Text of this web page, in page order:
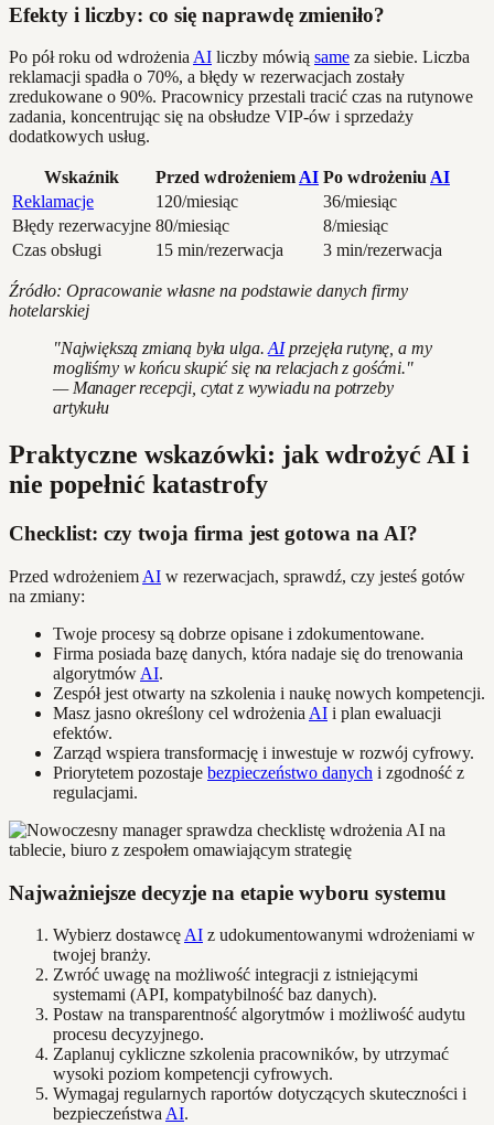
Efekty i liczby: co się naprawdę zmieniło?
Po pół roku od wdrożeniaAI liczby mówią same za siebie. Liczba
reklamacji spadła o 70%, a błędy w rezerwacjach zostały
zredukowane o 90%. Pracownicy przestali tracić czas na rutynowe
zadania, koncentrując się na obsłudze VIP-ów i sprzedaży
dodatkowych usług.
Wskaźnik Przed wdrożeniemAI Po wdrożeniuAI
Reklamacje
120/miesiąc
36/miesiąc
Błędy rezerwacyjne 80/miesiąc
8/miesiąc
Czas obsługi
15 min/rezerwacja 3 min/rezerwacja
Źródło: Opracowanie własne na podstawie danych firmy
hotelarskiej
"Największą zmianą była ulga.AIprzejęła rutynę, a my
mogliśmy w końcu skupić się na relacjach z gośćmi."
— Manager recepcji, cytat z wywiadu na potrzeby
artykułu
Praktyczne wskazówki: jak wdrożyć AI i
nie popełnić katastrofy
Checklist: czy twoja firma jest gotowa na AI?
Przed wdrożeniem AI w rezerwacjach, sprawdź, czy jesteś gotów
na zmiany:
Twoje procesy są dobrze opisane i zdokumentowane.
Firma posiada bazę danych, która nadaje się do trenowania
algorytmów AI.
Zespół jest otwarty na szkolenia i naukę nowych kompetencji.
Masz jasno określony cel wdrożenia AI i plan ewaluacji
efektów.
Zarząd wspiera transformację i inwestuje w rozwój cyfrowy.
Priorytetem pozostaje bezpieczeństwo danych i zgodność z
regulacjami.
Najważniejsze decyzje na etapie wyboru systemu
Wybierz dostawcęAI z udokumentowanymi wdrożeniami w
twojej branży.
Zwróć uwagę na możliwość integracji z istniejącymi
systemami (API, kompatybilność baz danych).
Postaw na transparentność algorytmów i możliwość audytu
procesu decyzyjnego.
Zaplanuj cykliczne szkolenia pracowników, by utrzymać
wysoki poziom kompetencji cyfrowych.
Wymagaj regularnych raportów dotyczących skuteczności i
bezpieczeństwaAI.